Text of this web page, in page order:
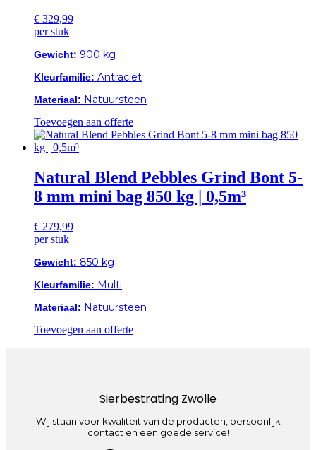
€ 329,99
per stuk
Gewicht: 900 kg
Kleurfamilie: Antraciet
Materiaal: Natuursteen
Toevoegen aan offerte
Natural Blend Pebbles Grind Bont 5-
8 mm mini bag 850 kg | 0,5m³
€ 279,99
per stuk
Gewicht: 850 kg
Kleurfamilie: Multi
Materiaal: Natuursteen
Toevoegen aan offerte
Sierbestrating Zwolle
Wij staan voor kwaliteit van de producten, persoonlijk
contact en een goede service!